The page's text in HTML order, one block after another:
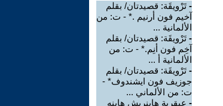
- تَرْويقَة: قصيدتان/ بقلم
آخيم فون أرنيم .* - ت: من
الألمانية ...
- تَرْويقَة: قصيدتان/ بقلم
آخِم فون أنِم.* - ت: من
الألمانية أ ...
- تَرْويقَة: قصيدتان/ بقلم
جوزيف فون ايشندوف* -
ت: من الألماني ...
- عبقرية هاينريش هاينه